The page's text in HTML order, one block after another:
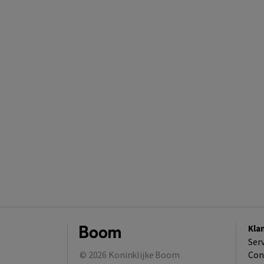
© 2026 Koninklijke Boom